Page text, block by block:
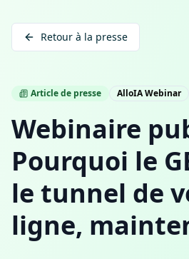
Retour à la presse
Article de presse AlloIA Webinar
Webinaire
Pourquoi le
le tunnel de
ligne,